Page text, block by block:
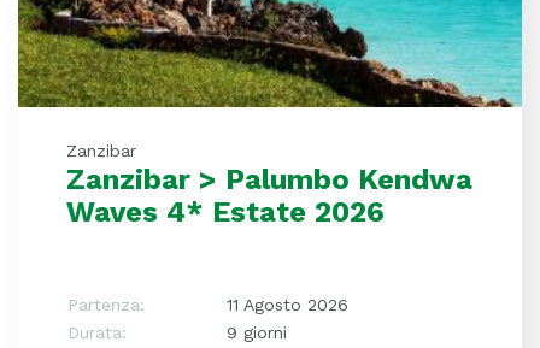
Zanzibar
Zanzibar > Palumbo Kendwa
Waves 4* Estate 2026
Partenza:
11 Agosto 2026
Durata:
9 giorni